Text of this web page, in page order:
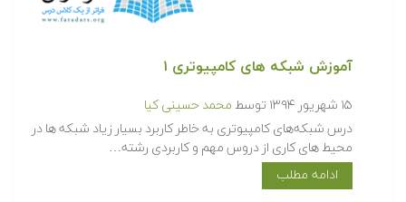
آموزش شبکه های کامپیوتری ۱
۱۵ شهریور ۱۳۹۴ توسط محمد حسینی کیا
درس شبکه‌های کامپیوتری به خاطر کاربرد بسیار زیاد شبکه ها در
محیط های کاری از دروس مهم و کاربردی رشته…
ادامه مطلب